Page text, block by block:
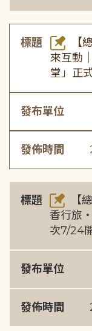
標題
【
來互動
堂」正
發布單位
發佈時間
標題
【
香行旅
次7/24
發布單位
發佈時間